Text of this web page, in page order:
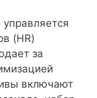
(HR)
за
включают